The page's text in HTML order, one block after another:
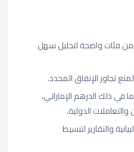
فئات واضحة لتحليل سهل
تجاوز الإنفاق المحدد.
في ذلك الدرهم الإماراتي،
والتعاملات الدولية.
والتقارير لتبسيط